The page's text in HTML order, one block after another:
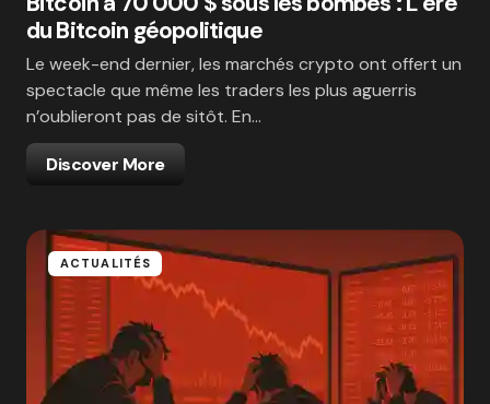
du Bitcoin géopolitique
Le week-end dernier, les marchés crypto ont offert un
spectacle que même les traders les plus aguerris
n’oublieront pas de sitôt. En…
Discover More
ACTUALITÉS